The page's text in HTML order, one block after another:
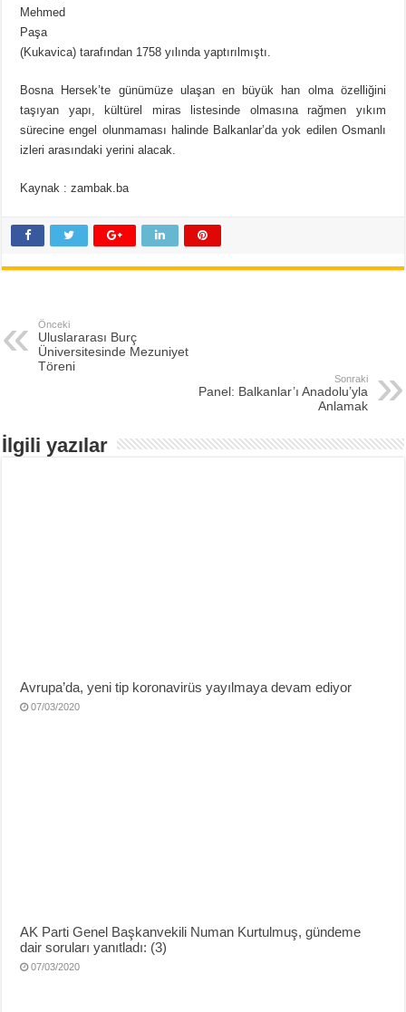
Mehmed
Paşa
(Kukavica) tarafından 1758 yılında yaptırılmıştı.
Bosna Hersek’te günümüze ulaşan en büyük han olma özelliğini
taşıyan yapı, kültürel miras listesinde olmasına rağmen yıkım
sürecine engel olunmaması halinde Balkanlar’da yok edilen Osmanlı
izleri arasındaki yerini alacak.
Kaynak : zambak.ba
Önceki
Uluslararası Burç
Üniversitesinde Mezuniyet
Töreni
Sonraki
Panel: Balkanlar’ı Anadolu’yla
Anlamak
İlgili yazılar
Avrupa’da, yeni tip koronavirüs yayılmaya devam ediyor
07/03/2020
AK Parti Genel Başkanvekili Numan Kurtulmuş, gündeme
dair soruları yanıtladı: (3)
07/03/2020